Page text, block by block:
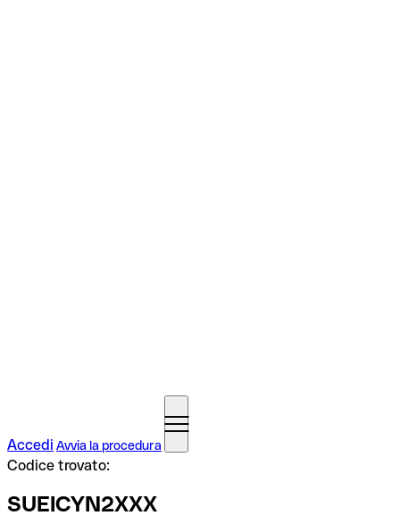
Accedi Avvia la procedura
Codice trovato:
SUEICYN2XXX